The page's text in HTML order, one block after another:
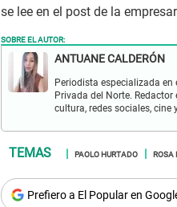
se lee en el post de la
SOBRE EL AUTOR:
ANTUANE CALDERÓN
Periodista especializada
Privada del Norte.
cultura, redes sociales, cine
PAOLO HURTADO ROSA
Prefiero a El Popular en